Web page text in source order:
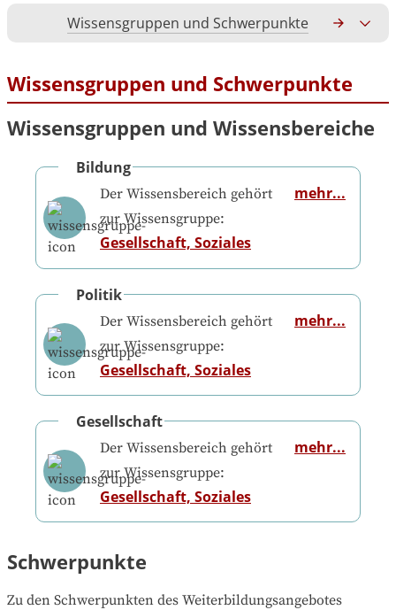
Wissensgruppen und Schwerpunkte
Wissensgruppen und Schwerpunkte
Wissensgruppen und Wissensbereiche
Bildung
Der Wissensbereich gehört
zur Wissensgruppe:
Gesellschaft, Soziales
mehr...
Politik
Der Wissensbereich gehört
zur Wissensgruppe:
Gesellschaft, Soziales
mehr...
Gesellschaft
Der Wissensbereich gehört
zur Wissensgruppe:
Gesellschaft, Soziales
mehr...
Schwerpunkte
Zu den Schwerpunkten des Weiterbildungsangebotes